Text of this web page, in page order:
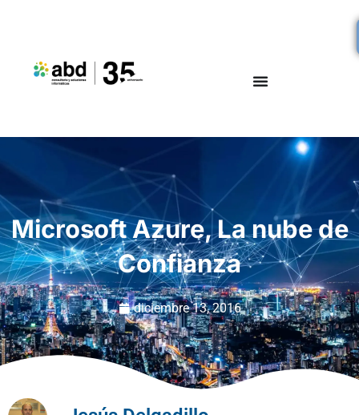
Microsoft Azure, La nube de
Confianza
diciembre 13, 2016